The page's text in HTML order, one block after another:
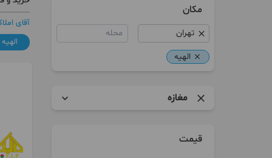
مکان
محله
الهیه
مغازه
برج
قیمت
آقای
الهیه